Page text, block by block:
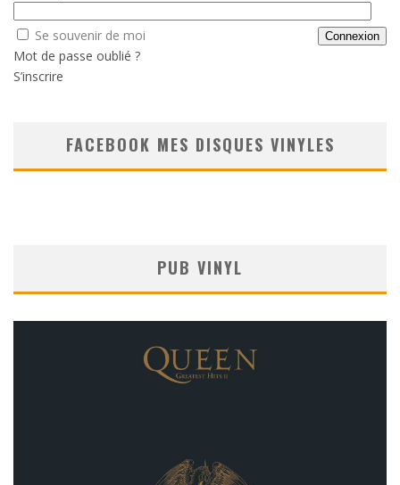
Se souvenir de moi
Mot de passe oublié ?
S’inscrire
FACEBOOK MES DISQUES VINYLES
PUB VINYL